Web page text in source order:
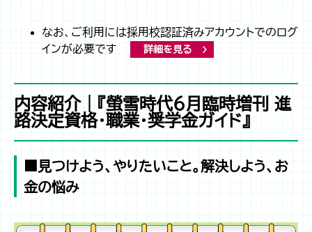
なお、ご利用には採用校認証済みアカウントでのログ
インが必要です
詳細を見る
内容紹介｜『螢雪時代6月臨時増刊 進
路決定資格・職業・奨学金ガイド』
■見つけよう、やりたいこと。解決しよう、お
金の悩み